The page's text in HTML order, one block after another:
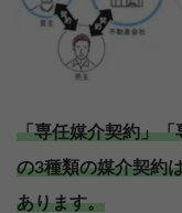
「専任媒介契約」「
の3種類の媒介契約
あります。